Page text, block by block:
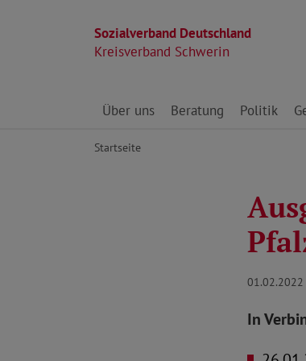
Sozialverband Deutschland
Kreisverband Schwerin
Direkt zu den Inhalten springen
Über uns Beratung Politik
Startseite
01.02.2022
In